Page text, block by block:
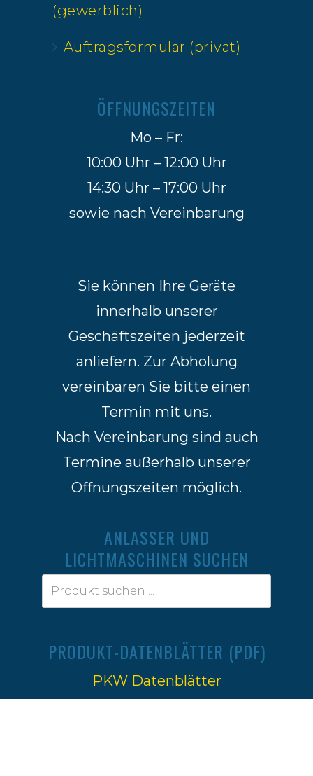
(gewerblich)
Auftragsformular (privat)
ÖFFNUNGSZEITEN
Mo – Fr:
10:00 Uhr – 12:00 Uhr
14:30 Uhr – 17:00 Uhr
sowie nach Vereinbarung
Sie können Ihre Geräte
innerhalb unserer
Geschäftszeiten jederzeit
anliefern. Zur Abholung
vereinbaren Sie bitte einen
Termin mit uns.
Nach Vereinbarung sind auch
Termine außerhalb unserer
Öffnungszeiten möglich.
ANLASSER UND
LICHTMASCHINEN SUCHEN
PRODUKT-DATENBLÄTTER (PDF)
PKW Datenblätter